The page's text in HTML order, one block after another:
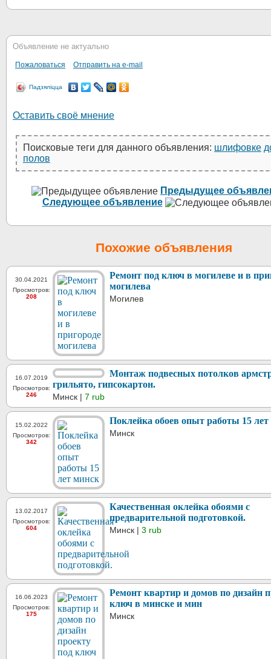
Объявление не актуально
Пожаловаться Отправить на e-mail
Падзяліцца
Оставить своё мнение
Поисковые теги для данного объявления: шлифовке
полов
Предыдущее
Следующее объявление
Похожие объявления
30.04.2021
Просмотров:
208
Ремонт под ключ в могилеве и в
могилева
Могилев
16.07.2019
Просмотров:
246
Монтаж подвесных потолков
грильято, гипсокартон.
Минск | 7 rub
15.02.2022
Просмотров:
342
Поклейка обоев опыт работы 15
Минск
13.02.2017
Просмотров:
604
Качественная оклейка обоями с
предварительной подготовкой.
Минск | 3 rub
16.06.2023
Просмотров:
175
Ремонт квартир и домов по дизайн
ключ в минске и мин
Минск